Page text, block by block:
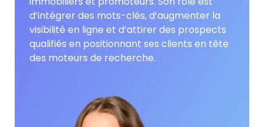
d’intégrer des mots-clés, d’augmenter la
visibilité en ligne et d’attirer des prospects
qualifiés en positionnant ses clients en tête
des moteurs de recherche.